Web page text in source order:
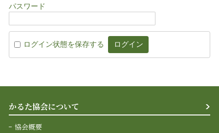
パスワード
ログイン状態を保存する
かるた協会について
協会概要